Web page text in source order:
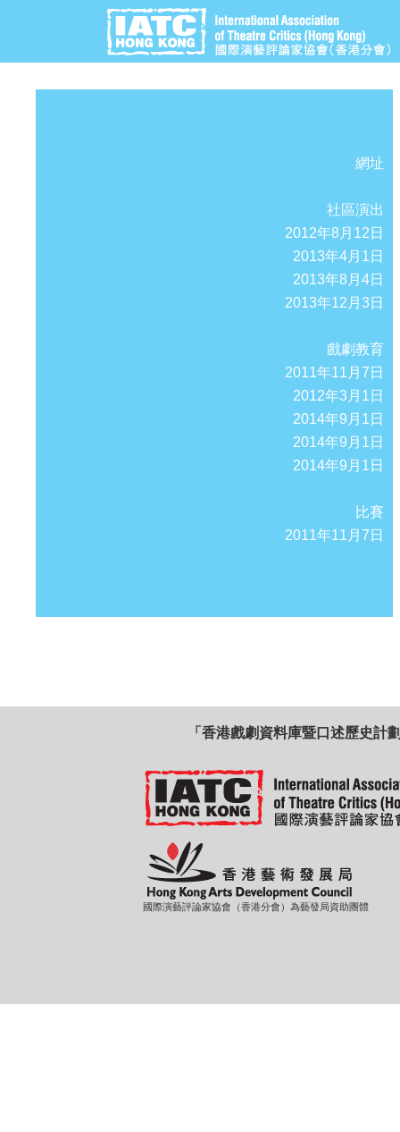
網址
社區演出
2012年8月12日
2013年4月1日
2013年8月4日
2013年12月3日
戲劇教育
2011年11月7日
2012年3月1日
2014年9月1日
2014年9月1日
2014年9月1日
比賽
2011年11月7日
「香港戲劇資料庫暨口述歷史計
國際演藝評論家協會（香港分會）為藝發局資助團體